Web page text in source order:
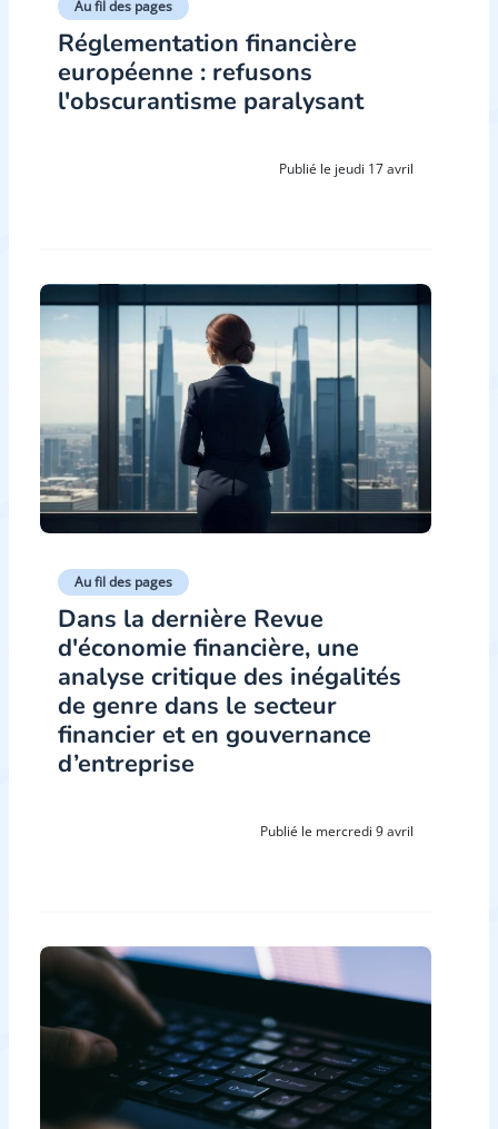
Au fil des pages
Réglementation financière
européenne : refusons
l'obscurantisme paralysant
Publié le jeudi 17 avril
Au fil des pages
Dans la dernière Revue
d'économie financière, une
analyse critique des inégalités
de genre dans le secteur
financier et en gouvernance
d’entreprise
Publié le mercredi 9 avril